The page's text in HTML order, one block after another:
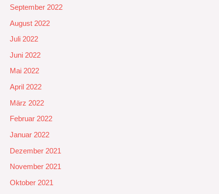
September 2022
August 2022
Juli 2022
Juni 2022
Mai 2022
April 2022
März 2022
Februar 2022
Januar 2022
Dezember 2021
November 2021
Oktober 2021